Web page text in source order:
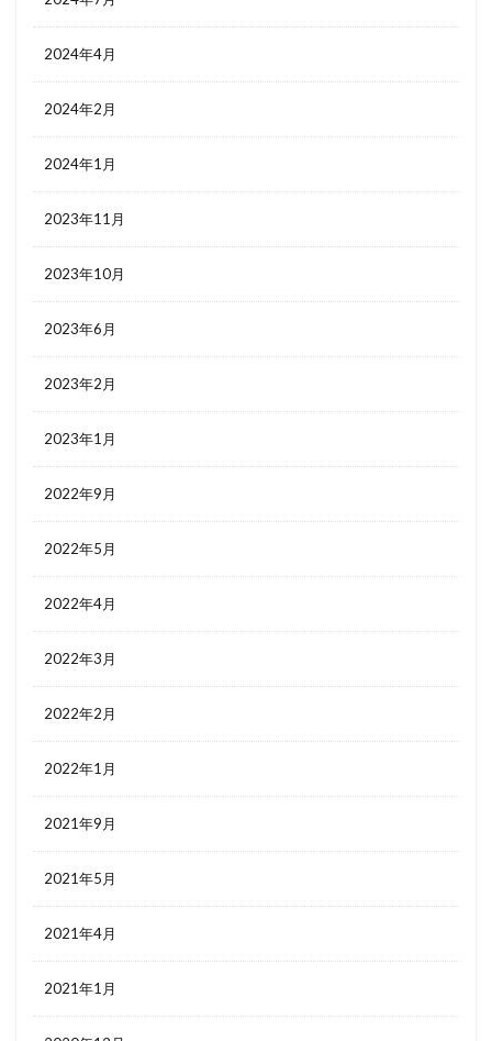
2024年4月
2024年2月
2024年1月
2023年11月
2023年10月
2023年6月
2023年2月
2023年1月
2022年9月
2022年5月
2022年4月
2022年3月
2022年2月
2022年1月
2021年9月
2021年5月
2021年4月
2021年1月